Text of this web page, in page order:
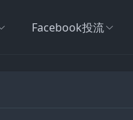
Facebook投流